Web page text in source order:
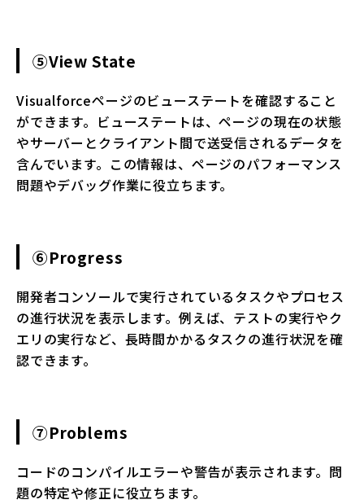
⑤View State
Visualforceページのビューステートを確認すること
ができます。ビューステートは、ページの現在の状態
やサーバーとクライアント間で送受信されるデータを
含んでいます。この情報は、ページのパフォーマンス
問題やデバッグ作業に役立ちます。
⑥Progress
開発者コンソールで実行されているタスクやプロセス
の進行状況を表示します。例えば、テストの実行やク
エリの実行など、長時間かかるタスクの進行状況を確
認できます。
⑦Problems
コードのコンパイルエラーや警告が表示されます。問
題の特定や修正に役立ちます。